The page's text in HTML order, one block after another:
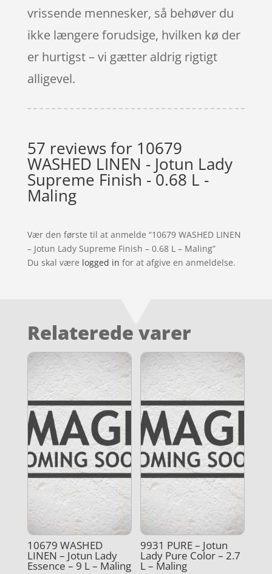
vrissende mennesker, så behøver du
ikke længere forudsige, hvilken kø der
er hurtigst – vi gætter aldrig rigtigt
alligevel.
57 reviews for 10679
WASHED LINEN - Jotun Lady
Supreme Finish - 0.68 L -
Maling
Vær den første til at anmelde “10679 WASHED LINEN
– Jotun Lady Supreme Finish – 0.68 L – Maling”
Du skal være logged in for at afgive en anmeldelse.
Relaterede varer
10679 WASHED
LINEN – Jotun Lady
Essence – 9 L – Maling
9931 PURE – Jotun
Lady Pure Color – 2.7
L – Maling